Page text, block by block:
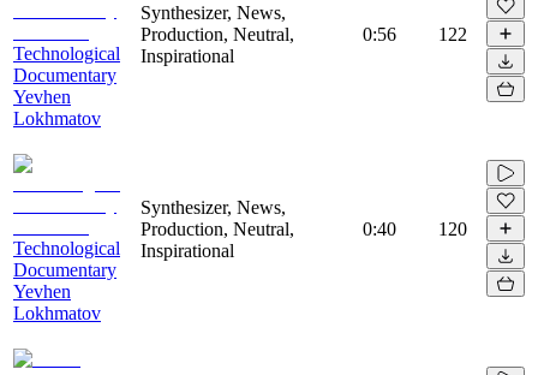
Technological
Documentary
Yevhen
Lokhmatov
Synthesizer, News,
Production, Neutral,
Inspirational
0:56 122
Technological
Documentary
Yevhen
Lokhmatov
Synthesizer, News,
Production, Neutral,
Inspirational
0:40 120